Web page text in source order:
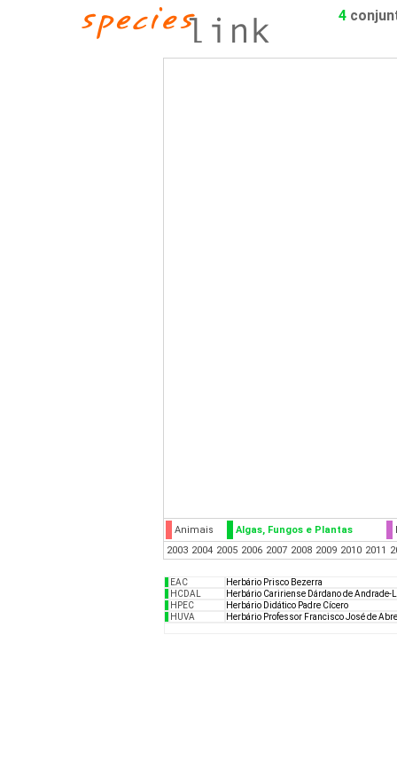
4
Animais Algas, Fungos e Plantas
2003 2004 2005 2006 2007 2008 2009 2010 2011
EAC
Herbário Prisco Bezerra
HCDAL
Herbário Caririense Dárdano de Andrade-
HPEC
Herbário Didático Padre Cícero
HUVA
Herbário Professor Francisco José de